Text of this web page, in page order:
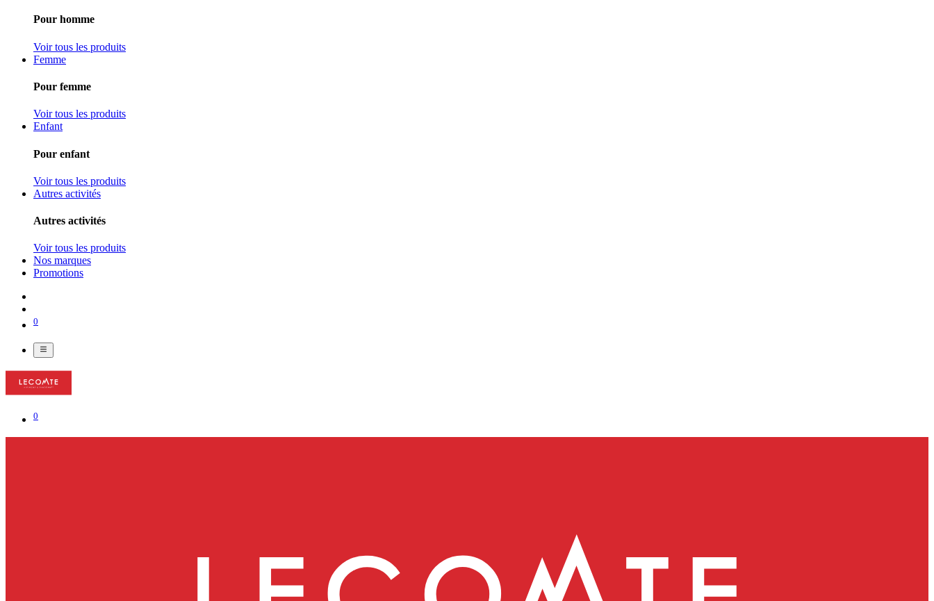
Pour homme
Voir tous les produits
Femme
Pour femme
Voir tous les produits
Enfant
Pour enfant
Voir tous les produits
Autres activités
Autres activités
Voir tous les produits
Nos marques
Promotions
0
0